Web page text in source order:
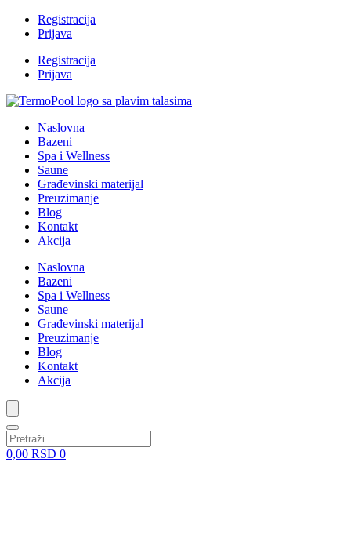
Registracija
Prijava
Registracija
Prijava
Naslovna
Bazeni
Spa i Wellness
Saune
Građevinski materijal
Preuzimanje
Blog
Kontakt
Akcija
Naslovna
Bazeni
Spa i Wellness
Saune
Građevinski materijal
Preuzimanje
Blog
Kontakt
Akcija
0,00 RSD 0